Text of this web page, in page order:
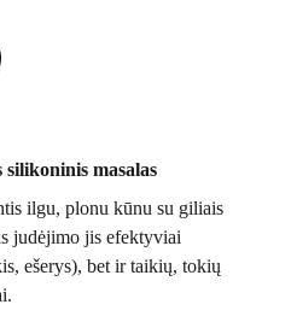
masalas
ilgu, plonu kūnu su giliais
judėjimo jis efektyviai
ešerys), bet ir taikių, tokių